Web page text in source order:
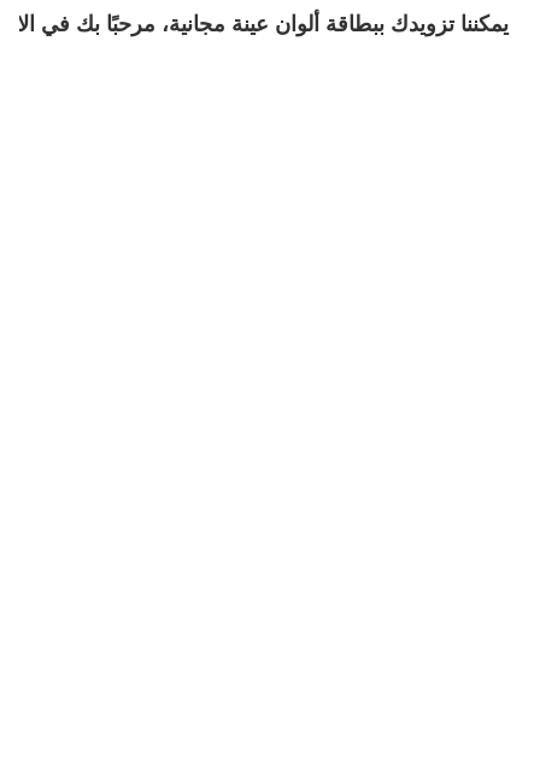
يمكننا تزويدك ببطاقة ألوان عينة مجانية، مرحبًا بك في